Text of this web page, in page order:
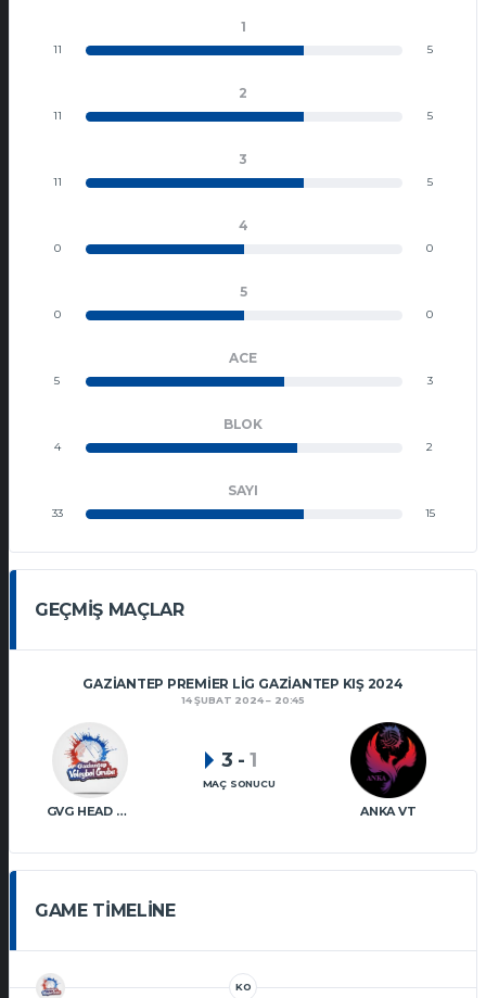
1
11 5
2
11 5
3
11 5
4
0 0
5
0 0
ACE
5 3
BLOK
4 2
SAYI
33 15
GEÇMIŞ MAÇLAR
GAZIANTEP PREMIER LIG GAZIANTEP KIŞ 2024
14 ŞUBAT 2024 20:45
GVG HEAD SHOT VT ANKA VT
3 - 1
MAÇ SONUCU
GAME TIMELINE
KO